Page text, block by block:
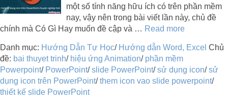
một số tính năng hữu ích có trên phần mềm
nay, vậy nên trong bài viết lần này, chủ đề
chính mà Có Gì Hay muốn đề cập và … Read more
Danh mục: Hướng Dẫn Tự Học/ Hướng dẫn Word, Excel Chủ
đề: bai thuyet trinh/ hiệu ứng Animation/ phần mềm
Powerpoint/ PowerPoint/slide PowerPoint/sử dụng icon/sử
dụng icon trên PowerPoint/them icon vao slide powerpoint/
thiết kế slide PowerPoint